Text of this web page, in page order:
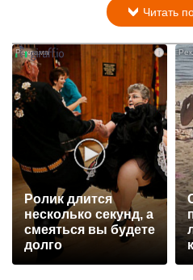
Читать
Ролик длится
несколько секунд, а
смеяться вы будете
долго